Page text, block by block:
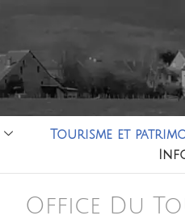
Tourisme et
Office Du